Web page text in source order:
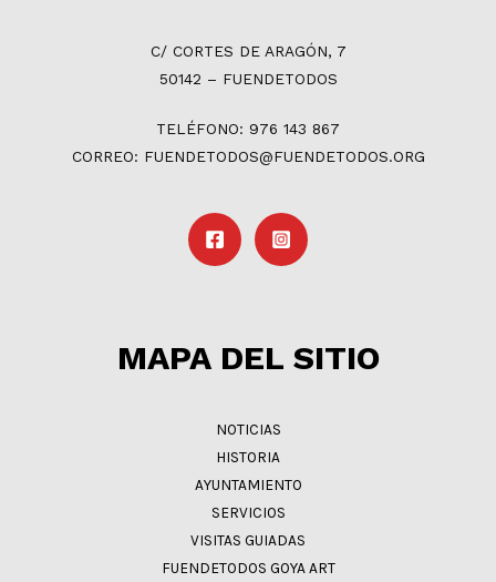
C/ CORTES DE ARAGÓN, 7
50142 – FUENDETODOS
TELÉFONO: 976 143 867
CORREO: FUENDETODOS@FUENDETODOS.ORG
MAPA DEL SITIO
NOTICIAS
HISTORIA
AYUNTAMIENTO
SERVICIOS
VISITAS GUIADAS
FUENDETODOS GOYA ART